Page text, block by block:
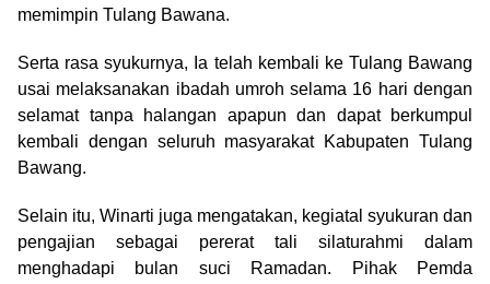
memimpin Tulang Bawana.
Serta rasa syukurnya, Ia telah kembali ke Tulang Bawang
usai melaksanakan ibadah umroh selama 16 hari dengan
selamat tanpa halangan apapun dan dapat berkumpul
kembali dengan seluruh masyarakat Kabupaten Tulang
Bawang.
Selain itu, Winarti juga mengatakan, kegiatal syukuran dan
pengajian sebagai pererat tali silaturahmi dalam
menghadapi bulan suci Ramadan. Pihak Pemda